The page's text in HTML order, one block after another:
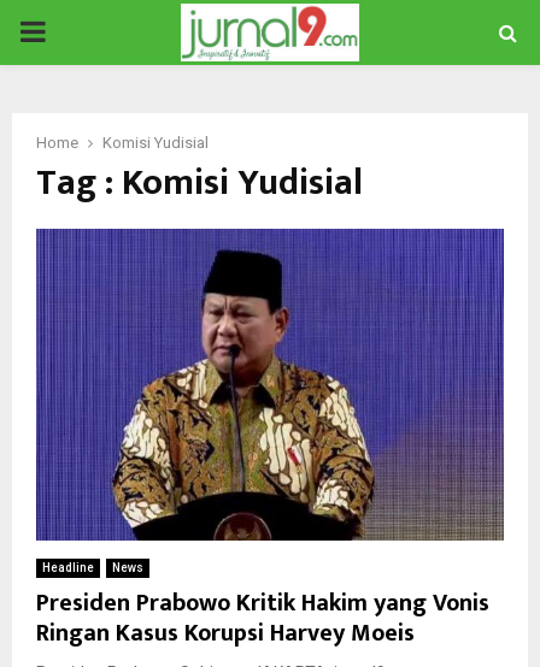
PRIMARY
Home Komisi Yudisial
Tag : Komisi Yudisial
Headline News
Presiden Prabowo Kritik Hakim yang Vonis
Ringan Kasus Korupsi Harvey Moeis